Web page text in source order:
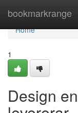
bookmarkrange
Home
Home
1
Design